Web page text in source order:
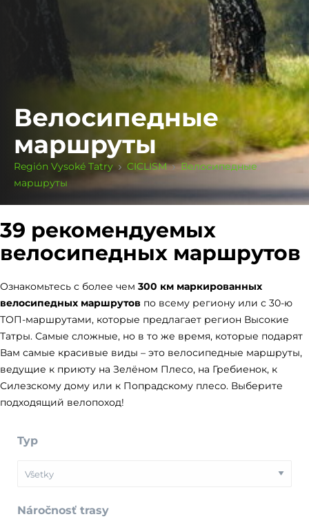
Велосипедные
маршруты
Región Vysoké Tatry CICLISM
Велосипедные
маршруты
39 рекомендуемых
велосипедных маршрутов
Ознакомьтесь с более чем 300 км маркированных
велосипедных маршрутов по всему региону или с 30-ю
ТОП-маршрутами, которые предлагает регион Высокие
Татры. Самые сложные, но в то же время, которые подарят
Вам самые красивые виды – это велосипедные маршруты,
ведущие к приюту на Зелёном Плесо, на Гребиенок, к
Силезскому дому или к Попрадскому плесо. Выберите
подходящий велопоход!
Typ
Náročnosť trasy